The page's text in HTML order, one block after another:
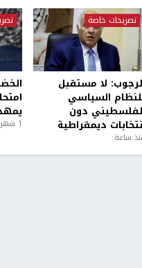
تصريحات خاصة
لا مستقبل
السياسي
دون
ديمقراطية
ساعة
1 شهر ago